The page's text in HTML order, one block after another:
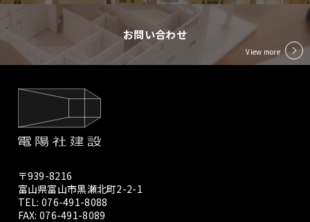
お問い合わせ
View more
〒939-8216
富山県富山市黒瀬北町2-2-1
TEL:076-491-8088
FAX: 076-491-8089